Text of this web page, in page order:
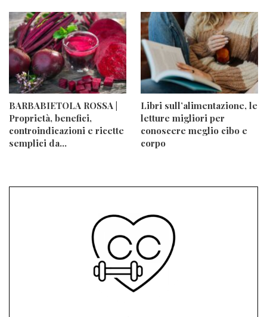
BARBABIETOLA ROSSA |
Proprietà, benefici,
controindicazioni e ricette
semplici da…
Libri sull’alimentazione, le
letture migliori per
conoscere meglio cibo e
corpo